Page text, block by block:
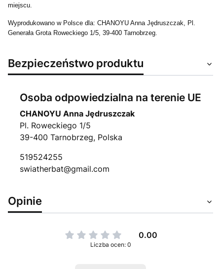
miejscu.
Wyprodukowano w Polsce dla: CHANOYU Anna Jędruszczak, Pl.
Generała Grota Roweckiego 1/5, 39-400 Tarnobrzeg.
Bezpieczeństwo produktu
Osoba odpowiedzialna na terenie UE
CHANOYU Anna Jędruszczak
Pl. Roweckiego 1/5
39-400 Tarnobrzeg, Polska
519524255
swiatherbat@gmail.com
Opinie
0.00
Liczba ocen: 0